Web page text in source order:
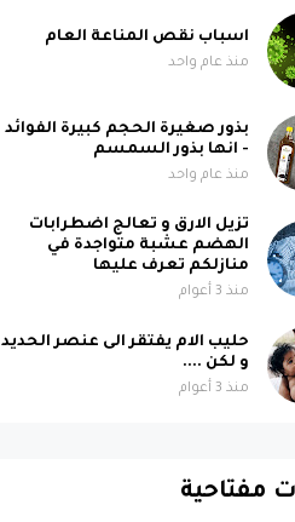
اسباب نقص المناعة العام
منذ عام واحد
بذور صغيرة الحجم كبيرة الفوائد
- انها بذور السمسم
منذ عام واحد
تزيل الارق و تعالج اضطرابات
الهضم عشبة متواجدة في
منازلكم تعرف عليها
منذ 3 أعوام
حليب الام يفتقر الى عنصر الحديد
و لكن ....
منذ 3 أعوام
مفتاحية